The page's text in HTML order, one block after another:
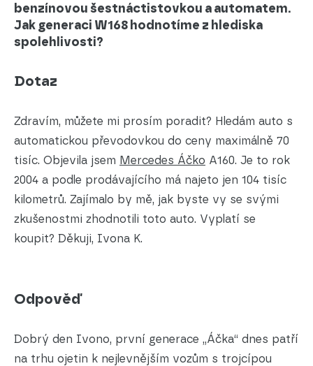
benzínovou šestnáctistovkou a automatem.
Jak generaci W168 hodnotíme z hlediska
spolehlivosti?
Dotaz
Zdravím, můžete mi prosím poradit? Hledám auto s
automatickou převodovkou do ceny maximálně 70
tisíc. Objevila jsem Mercedes Áčko A160. Je to rok
2004 a podle prodávajícího má najeto jen 104 tisíc
kilometrů. Zajímalo by mě, jak byste vy se svými
zkušenostmi zhodnotili toto auto. Vyplatí se
koupit? Děkuji, Ivona K.
Odpověď
Dobrý den Ivono, první generace „Áčka“ dnes patří
na trhu ojetin k nejlevnějším vozům s trojcípou